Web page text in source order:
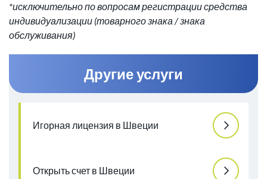
*исключительно по вопросам регистрации средства
индивидуализации (товарного знака / знака
обслуживания)
Другие услуги
Игорная лицензия в Швеции
Открыть счет в Швеции